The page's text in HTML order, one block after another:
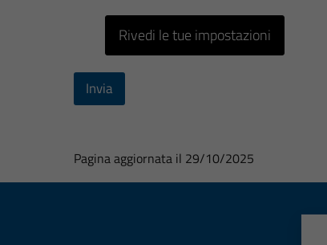
Rivedi le tue impostazioni
Invia
Pagina aggiornata il 29/10/2025